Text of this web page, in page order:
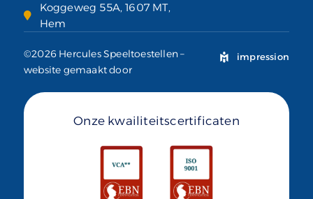
Koggeweg 55A, 1607 MT,
Hem
©2026 Hercules Speeltoestellen –
website gemaakt door
impression
Onze kwailiteitscertificaten